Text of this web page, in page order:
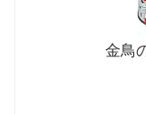
金鳥